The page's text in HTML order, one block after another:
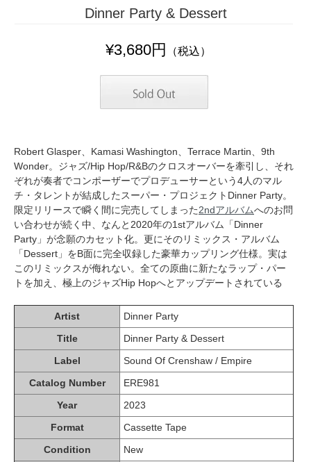
Dinner Party & Dessert
¥3,680円 （税込）
Robert Glasper、Kamasi Washington、Terrace Martin、9th
Wonder。ジャズ/Hip Hop/R&Bのクロスオーバーを牽引し、それ
ぞれが奏者でコンポーザーでプロデューサーという4人のマル
チ・タレントが結成したスーパー・プロジェクトDinner Party。
限定リリースで瞬く間に完売してしまった2ndアルバムへのお問
い合わせが続く中、なんと2020年の1stアルバム「Dinner
Party」が念願のカセット化。更にそのリミックス・アルバム
「Dessert」をB面に完全収録した豪華カップリング仕様。実は
このリミックスが侮れない。全ての原曲に新たなラップ・パー
トを加え、極上のジャズHip Hopへとアップデートされている
Artist
Dinner Party
Title
Dinner Party & Dessert
Label
Sound Of Crenshaw / Empire
Catalog Number
ERE981
Year
2023
Format
Cassette Tape
Condition
New